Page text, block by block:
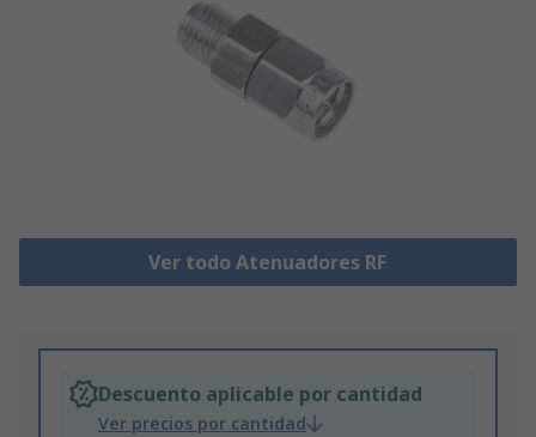
Ver todo Atenuadores RF
Descuento aplicable por cantidad
Ver precios por cantidad